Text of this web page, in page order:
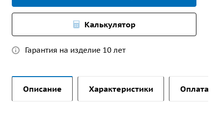
Калькулятор
Гарантия на изделие 10 лет
Описание Характеристики Оплата и